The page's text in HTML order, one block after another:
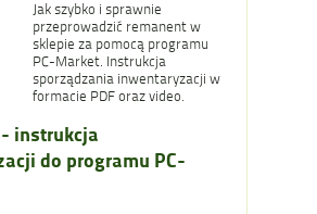
Jak szybko i sprawnie
przeprowadzić remanent w
sklepie za pomocą programu
PC-Market. Instrukcja
sporządzania inwentaryzacji w
formacie PDF oraz video.
instrukcja
do programu PC-